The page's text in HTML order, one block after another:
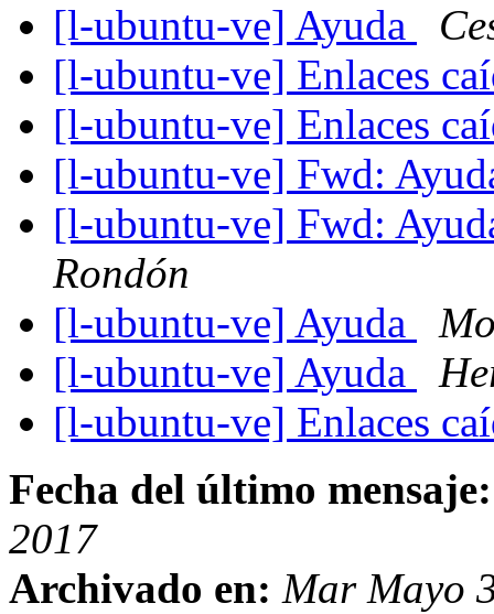
[l-ubuntu-ve] Ayuda
[l-ubuntu-ve] Enlaces
[l-ubuntu-ve] Enlaces
[l-ubuntu-ve] Fwd:
[l-ubuntu-ve] Fwd:
Rondón
[l-ubuntu-ve] Ayuda
[l-ubuntu-ve] Ayuda
[l-ubuntu-ve] Enlaces
Fecha del último mensaje:
2017
Archivado en: Mar Mayo